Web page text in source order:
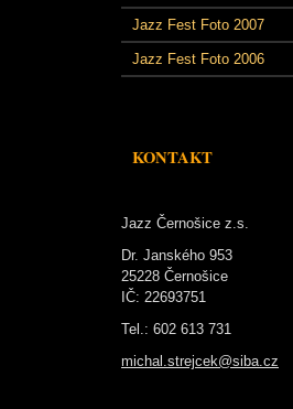
Jazz Fest Foto 2007
Jazz Fest Foto 2006
KONTAKT
Jazz Černošice z.s.
Dr. Janského 953
25228 Černošice
IČ: 22693751
Tel.: 602 613 731
michal.strejcek@siba.cz